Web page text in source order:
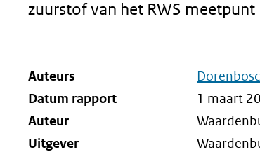
zuurstof van het RWS meetpunt
Auteurs
Datum rapport
1 maart
Auteur
Uitgever